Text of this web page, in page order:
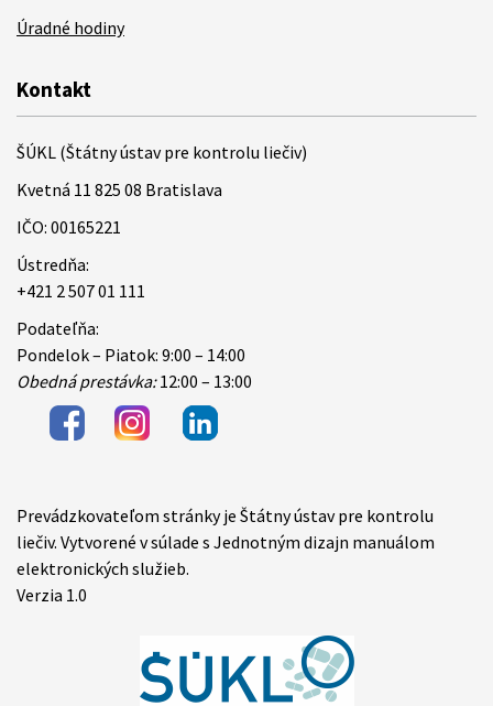
Úradné hodiny
Kontakt
ŠÚKL (Štátny ústav pre kontrolu liečiv)
Kvetná 11 825 08 Bratislava
IČO: 00165221
Ústredňa:
+421 2 507 01 111
Podateľňa:
Pondelok – Piatok: 9:00 – 14:00
Obedná prestávka:12:00 – 13:00
Items
Prevádzkovateľom stránky je Štátny ústav pre kontrolu
liečiv. Vytvorené v súlade s Jednotným dizajn manuálom
elektronických služieb.
Verzia 1.0